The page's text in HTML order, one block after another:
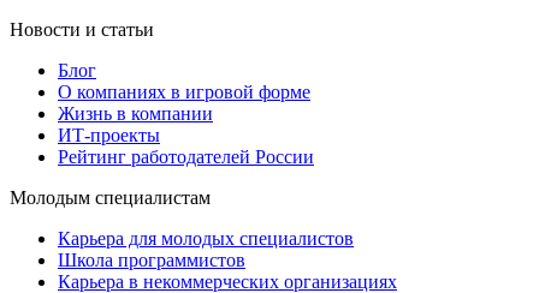
Новости и статьи
Блог
О компаниях в игровой форме
Жизнь в компании
ИТ-проекты
Рейтинг работодателей России
Молодым специалистам
Карьера для молодых специалистов
Школа программистов
Карьера в некоммерческих организациях